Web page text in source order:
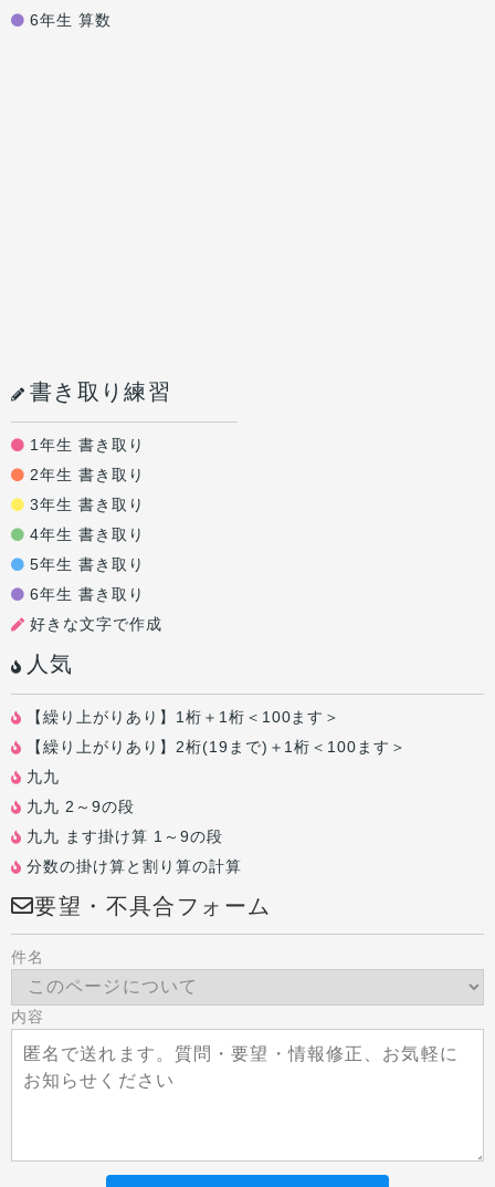
6年生 算数
書き取り練習
1年生 書き取り
2年生 書き取り
3年生 書き取り
4年生 書き取り
5年生 書き取り
6年生 書き取り
好きな文字で作成
人気
【繰り上がりあり】1桁＋1桁＜100ます＞
【繰り上がりあり】2桁(19まで)＋1桁＜100ます＞
九九
九九 2～9の段
九九 ます掛け算 1～9の段
分数の掛け算と割り算の計算
要望・不具合フォーム
件名
内容